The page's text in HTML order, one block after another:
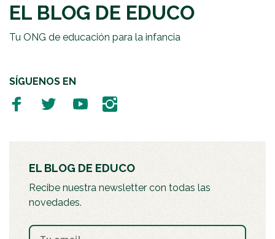
EL BLOG DE EDUCO
Tu ONG de educación para la infancia
SÍGUENOS EN
EL BLOG DE EDUCO
Recibe nuestra newsletter con todas las
novedades.